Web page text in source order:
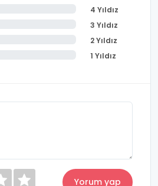
4 Yıldız
3 Yıldız
2 Yıldız
1 Yıldız